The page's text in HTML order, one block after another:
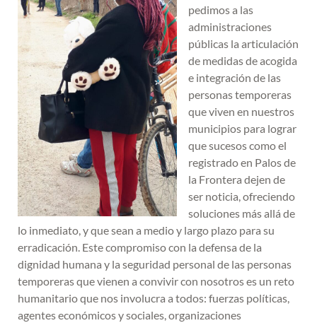
pedimos a las
administraciones
públicas la articulación
de medidas de acogida
e integración de las
personas temporeras
que viven en nuestros
municipios para lograr
que sucesos como el
registrado en Palos de
la Frontera dejen de
ser noticia, ofreciendo
soluciones más allá de
lo inmediato, y que sean a medio y largo plazo para su
erradicación. Este compromiso con la defensa de la
dignidad humana y la seguridad personal de las personas
temporeras que vienen a convivir con nosotros es un reto
humanitario que nos involucra a todos: fuerzas políticas,
agentes económicos y sociales, organizaciones